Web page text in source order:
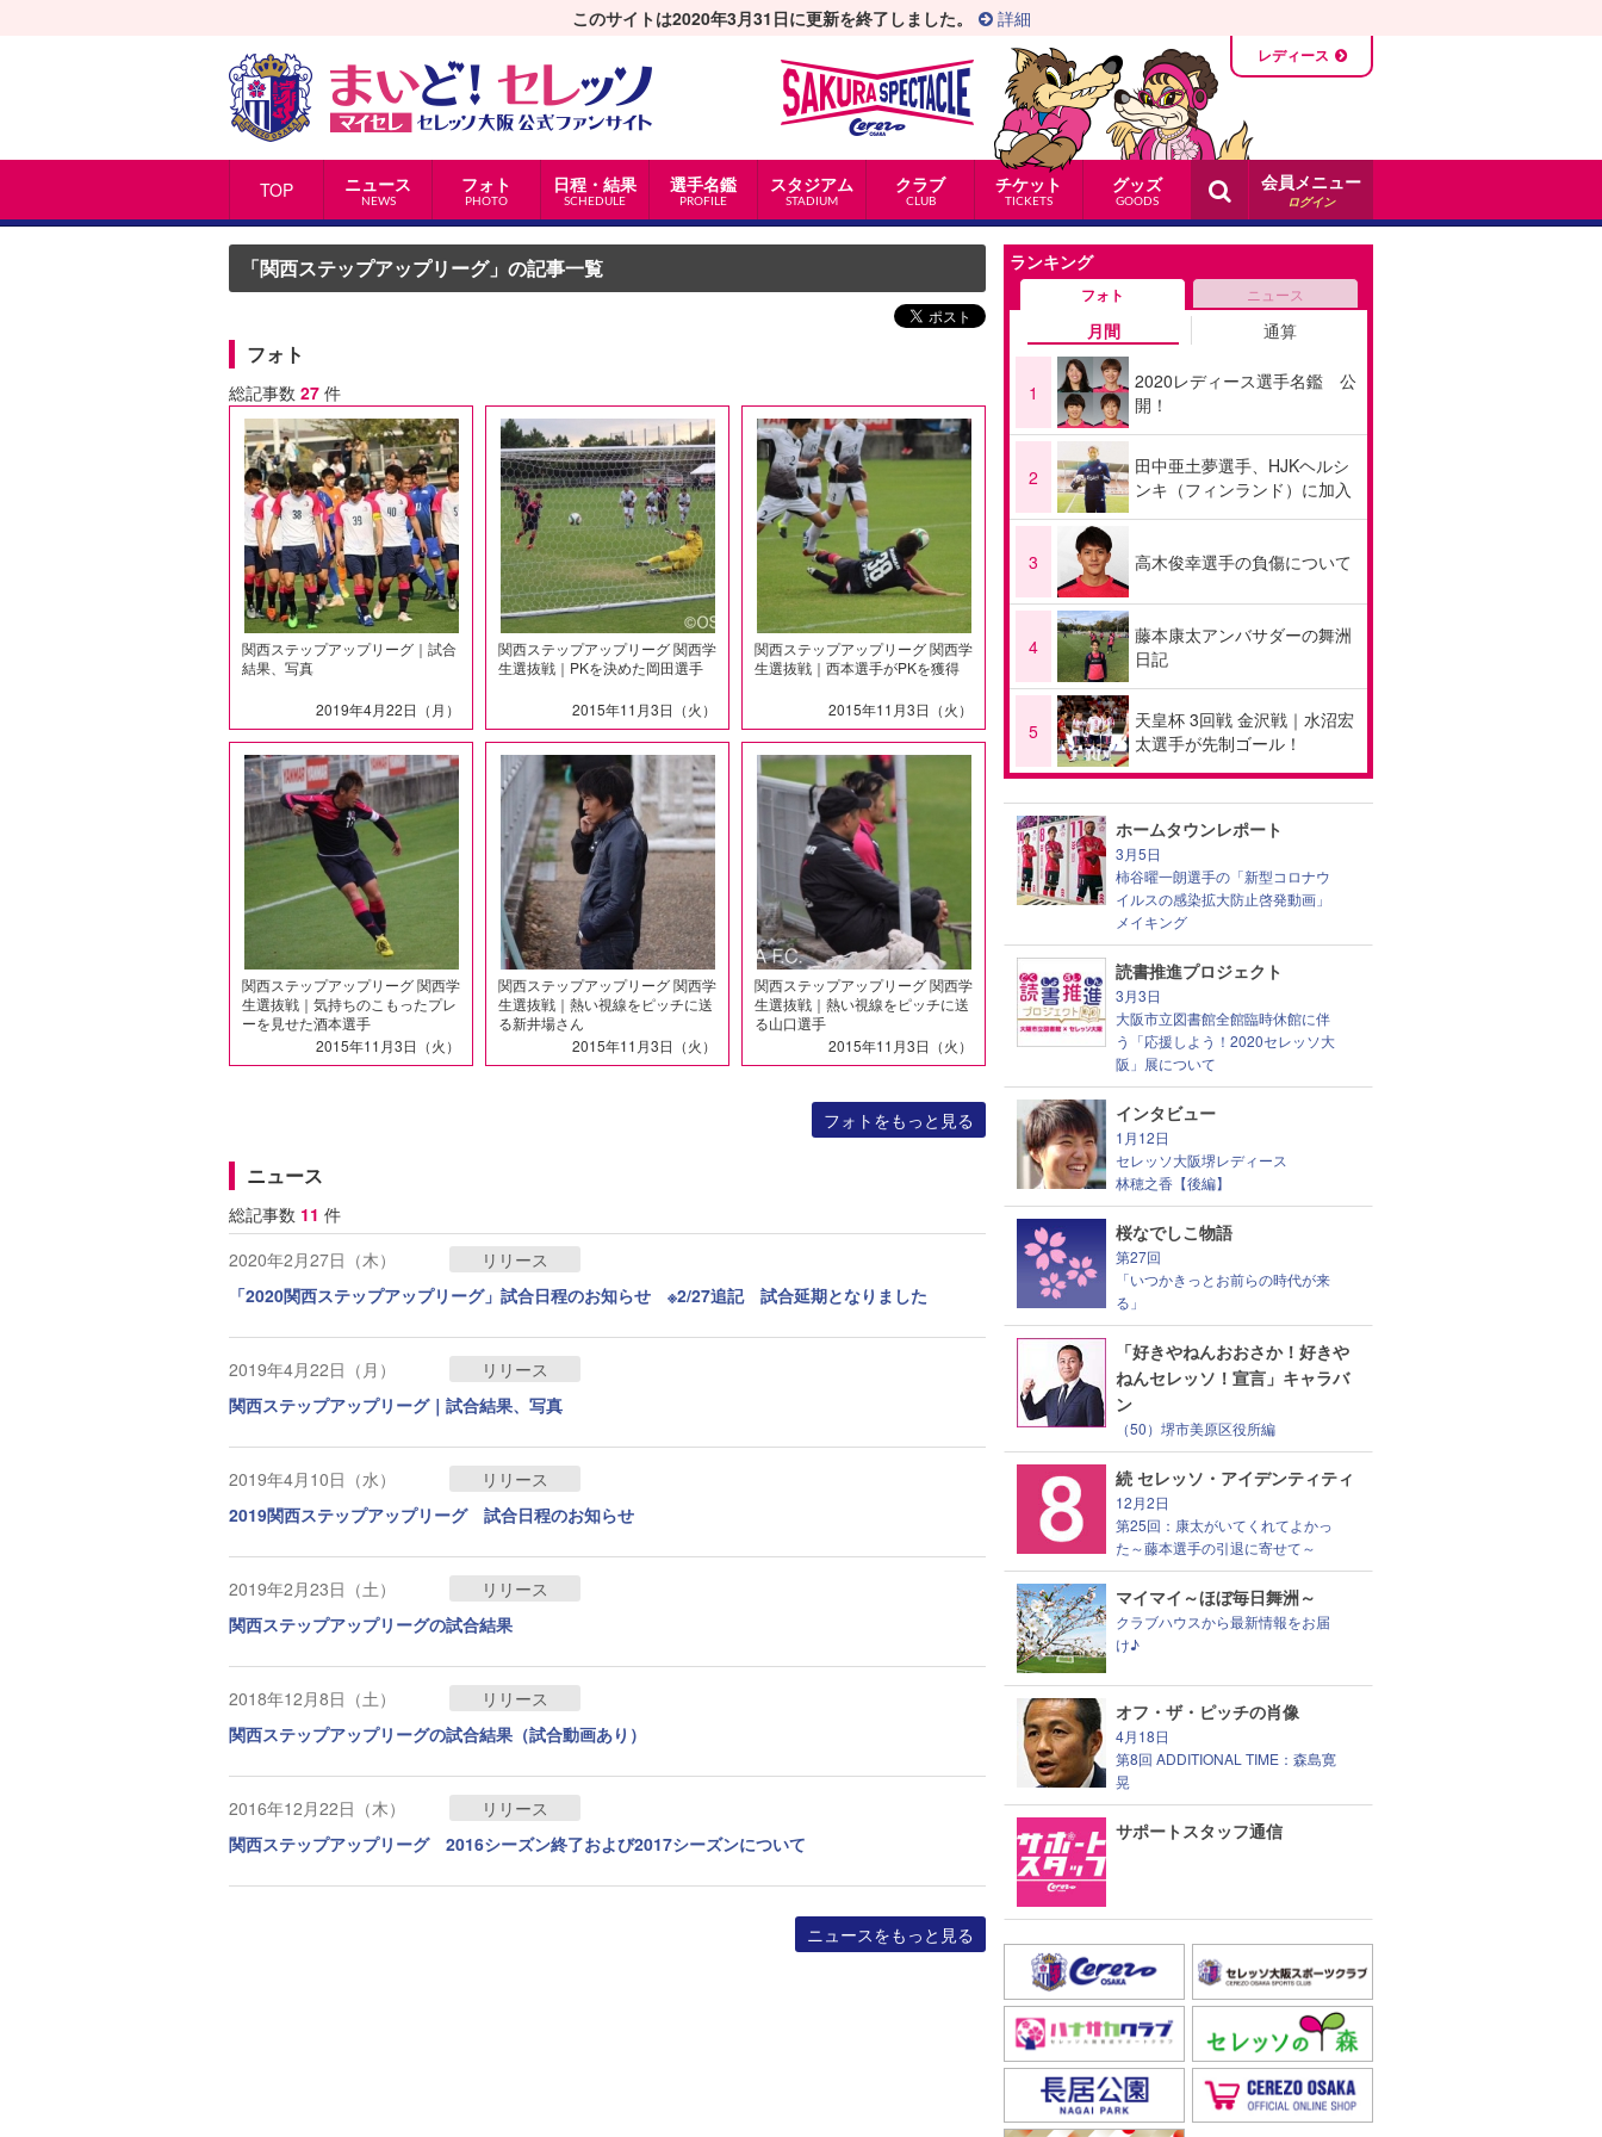
TOP ニュース
NEWS
フォト
PHOTO
日程・結果
SCHEDULE
選手名鑑
PROFILE
スタジアム
STADIUM
クラブ
CLUB
チケット
TICKETS
グッズ
GOODS
このサイトは2020年3月31日に更新を終了しました。 詳細
レディース
会員メニュー
ログイン
「関西ステップアップリーグ」の記事一覧
フォト
総記事数 27 件
関西ステップアップリーグ｜試合
結果、写真
2019年4月22日（月）
関西ステップアップリーグ 関西学
生選抜戦｜PKを決めた岡田選手
2015年11月3日（火）
関西ステップアップリーグ 関西学
生選抜戦｜西本選手がPKを獲得
2015年11月3日（火）
関西ステップアップリーグ 関西学
生選抜戦｜気持ちのこもったプレ
ーを見せた酒本選手
2015年11月3日（火）
関西ステップアップリーグ 関西学
生選抜戦｜熱い視線をピッチに送
る新井場さん
2015年11月3日（火）
関西ステップアップリーグ 関西学
生選抜戦｜熱い視線をピッチに送
る山口選手
2015年11月3日（火）
フォトをもっと見る
ニュース
総記事数 11 件
「2020関西ステップアップリーグ」試合日程のお知らせ ※2/27追記 試合延期となりました
2020年2月27日（木） リリース
関西ステップアップリーグ｜試合結果、写真
2019年4月22日（月） リリース
2019関西ステップアップリーグ 試合日程のお知らせ
2019年4月10日（水） リリース
関西ステップアップリーグの試合結果
2019年2月23日（土） リリース
関西ステップアップリーグの試合結果（試合動画あり）
2018年12月8日（土） リリース
関西ステップアップリーグ 2016シーズン終了および2017シーズンについて
2016年12月22日（木） リリース
ニュースをもっと見る
ランキング
フォト ニュース
月間 通算
1
2020レディース選手名鑑 公
開！
2
田中亜土夢選手、HJKヘルシ
ンキ（フィンランド）に加入
3 高木俊幸選手の負傷について
4
藤本康太アンバサダーの舞洲
日記
5
天皇杯 3回戦 金沢戦｜水沼宏
太選手が先制ゴール！
ホームタウンレポート
3月5日
柿谷曜一朗選手の「新型コロナウ
イルスの感染拡大防止啓発動画」
メイキング
読書推進プロジェクト
3月3日
大阪市立図書館全館臨時休館に伴
う「応援しよう！2020セレッソ大
阪」展について
インタビュー
1月12日
セレッソ大阪堺レディース
林穂之香【後編】
桜なでしこ物語
第27回
「いつかきっとお前らの時代が来
る」
「好きやねんおおさか！好きや
ねんセレッソ！宣言」キャラバ
ン
（50）堺市美原区役所編
続 セレッソ・アイデンティティ
12月2日
第25回：康太がいてくれてよかっ
た～藤本選手の引退に寄せて～
マイマイ～ほぼ毎日舞洲～
クラブハウスから最新情報をお届
け♪
オフ・ザ・ピッチの肖像
4月18日
第8回 ADDITIONAL TIME：森島寛
晃
サポートスタッフ通信